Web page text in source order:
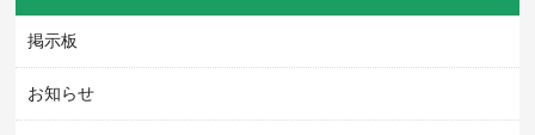
掲示板
お知らせ